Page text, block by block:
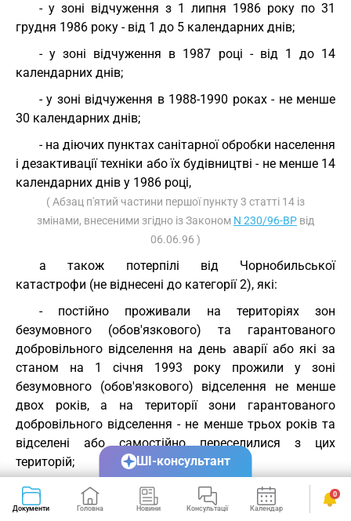
- у зоні відчуження з 1 липня 1986 року по 31
грудня 1986 року - від 1 до 5 календарних днів;
- у зоні відчуження в 1987 році - від 1 до 14
календарних днів;
- у зоні відчуження в 1988-1990 роках - не менше
30 календарних днів;
- на діючих пунктах санітарної обробки населення
і дезактивації техніки або їх будівництві - не менше 14
календарних днів у 1986 році,
( Абзац п'ятий частини першої пункту 3 статті 14 із
змінами, внесеними згідно із Законом N 230/96-ВР від
06.06.96 )
а також потерпілі від Чорнобильської
катастрофи (не віднесені до категорії 2), які:
- постійно проживали на територіях зон
безумовного (обов'язкового) та гарантованого
добровільного відселення на день аварії або які за
станом на 1 січня 1993 року прожили у зоні
безумовного (обов'язкового) відселення не менше
двох років, а на території зони гарантованого
добровільного відселення - не менше трьох років та
відселені або самостійно переселилися з цих
територій;
- постійно проживають або постійно працюють чи
постійно навчаються у зонах безумовного
Документи Головна Новини Консультації Календар Сервіси
0
ШІ-консультант